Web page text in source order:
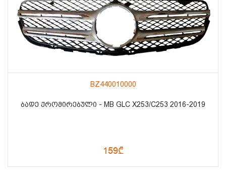
BZ440010000
ᲑᲐᲓᲔ ᲥᲠᲝᲛᲘᲠᲔᲑᲣᲚᲘ - MB GLC X253/C253 2016-2019
159₾